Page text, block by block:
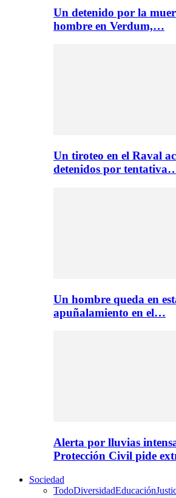
Un detenido por la
hombre en Verdum,…
Un tiroteo en el Raval
detenidos por
Un hombre queda en
apuñalamiento en el…
Alerta por lluvias
Protección Civil pide
Sociedad
TodoDiversidadEducación